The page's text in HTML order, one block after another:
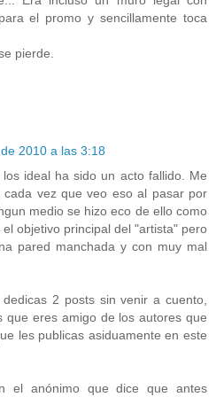
el promo y sencillamente toca
pierde.
2010 a las 3:18
ideal ha sido un acto fallido. Me
vez que veo eso al pasar por
medio se hizo eco de ello como
objetivo principal del "artista" pero
pared manchada y con muy mal
2 posts sin venir a cuento,
que eres amigo de los autores que
les publicas asiduamente en este
el anónimo que dice que antes